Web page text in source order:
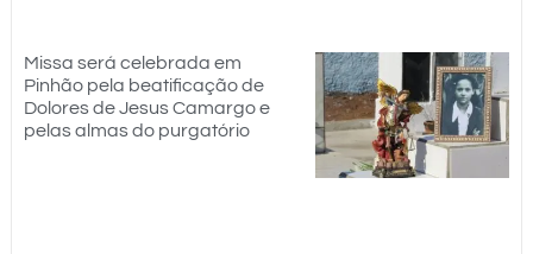
Missa será celebrada em
Pinhão pela beatificação de
Dolores de Jesus Camargo e
pelas almas do purgatório